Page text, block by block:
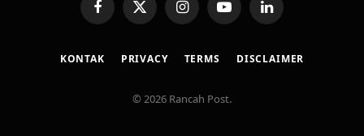
FacebookX
(Twitter)
InstagramYouTubeLinkedIn
KONTAK PRIVACY TERMS DISCLAIMER
© 2026 Rancah Post.